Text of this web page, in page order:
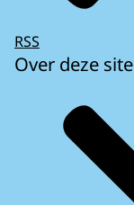
RSS
Over deze site